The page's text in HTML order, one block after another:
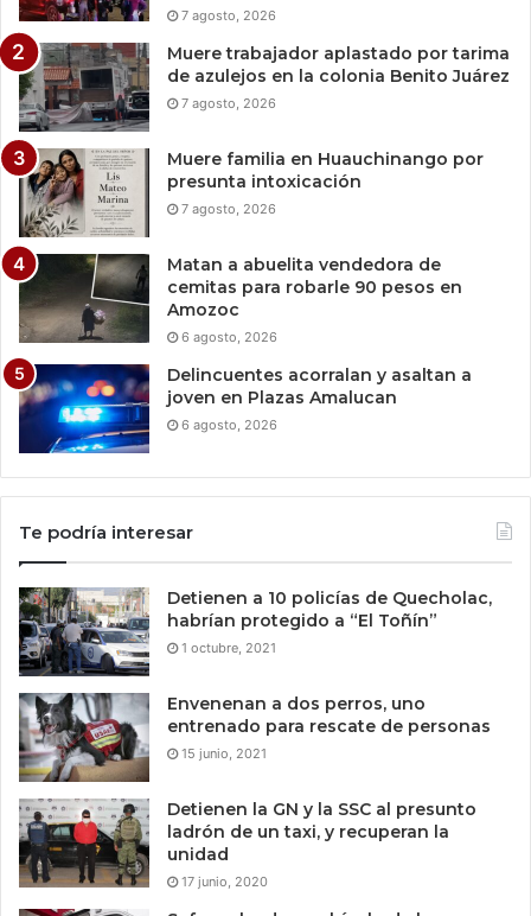
7 agosto, 2026
Muere trabajador aplastado por tarima
de azulejos en la colonia Benito Juárez
7 agosto, 2026
Muere familia en Huauchinango por
presunta intoxicación
7 agosto, 2026
Matan a abuelita vendedora de
cemitas para robarle 90 pesos en
Amozoc
6 agosto, 2026
Delincuentes acorralan y asaltan a
joven en Plazas Amalucan
6 agosto, 2026
Te podría interesar
Detienen a 10 policías de Quecholac,
habrían protegido a “El Toñín”
1 octubre, 2021
Envenenan a dos perros, uno
entrenado para rescate de personas
15 junio, 2021
Detienen la GN y la SSC al presunto
ladrón de un taxi, y recuperan la
unidad
17 junio, 2020